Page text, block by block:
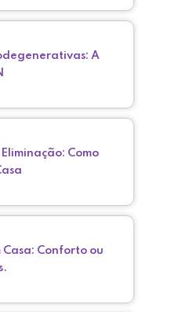
A
Como
Casa: Conforto ou